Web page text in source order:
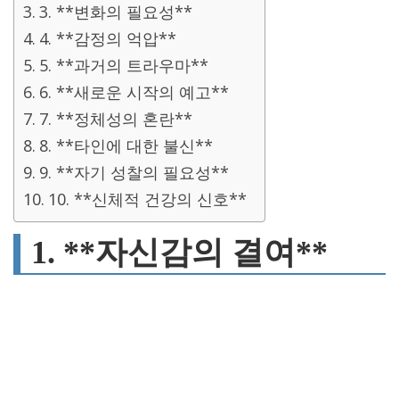
3. **변화의 필요성**
4. **감정의 억압**
5. **과거의 트라우마**
6. **새로운 시작의 예고**
7. **정체성의 혼란**
8. **타인에 대한 불신**
9. **자기 성찰의 필요성**
10. **신체적 건강의 신호**
1. **자신감의 결여**